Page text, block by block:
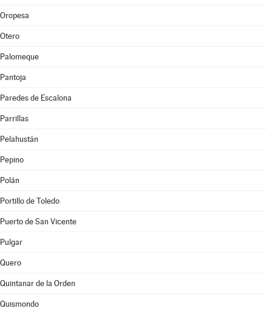
Oropesa
Otero
Palomeque
Pantoja
Paredes de Escalona
Parrillas
Pelahustán
Pepino
Polán
Portillo de Toledo
Puerto de San Vicente
Pulgar
Quero
Quintanar de la Orden
Quismondo